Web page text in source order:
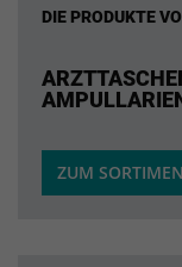
DIE PRODUKTE
ZUM